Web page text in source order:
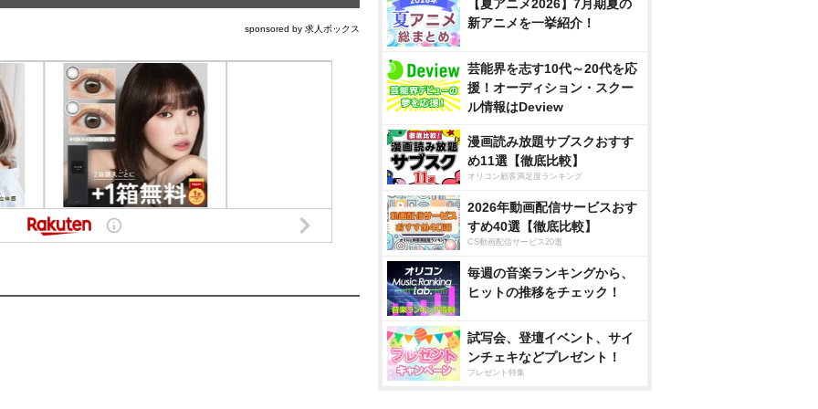
sponsored by 求人ボックス
【夏アニメ2026】7月期夏の
新アニメを一挙紹介！
芸能界を志す10代～20代を応
援！オーディション・スクー
ル情報はDeview
漫画読み放題サブスクおすす
め11選【徹底比較】
オリコン顧客満足度ランキング
2026年動画配信サービスおす
すめ40選【徹底比較】
CS動画配信サービス20選
毎週の音楽ランキングから、
ヒットの推移をチェック！
試写会、登壇イベント、サイ
ンチェキなどプレゼント！
プレゼント特集